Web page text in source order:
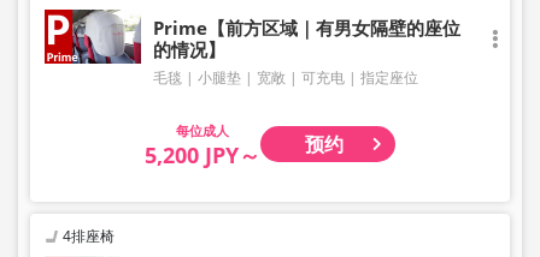
Prime【前方区域｜有男女隔壁的座位
的情况】
毛毯 小腿垫 宽敞 可充电 指定座位
成人
5,200 JPY～ 预约
4排座椅